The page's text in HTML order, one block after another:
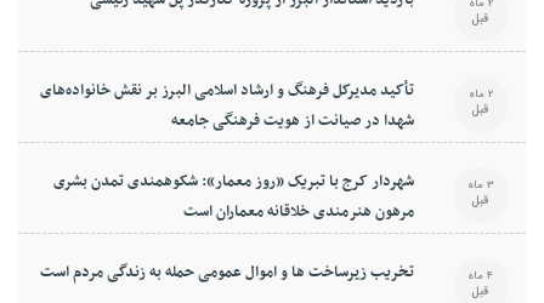
2 ماه
قبل
تأکید مدیرکل فرهنگ و ارشاد اسلامی البرز بر نقش خانواده‌های
شهدا در صیانت از هویت فرهنگی جامعه
2 ماه
قبل
شهردار کرج با تبریک «روز معمار»: شکوهمندی تمدن بشری
مرهون هنرمندی خلاقانه معماران است
3 ماه
قبل
تخریب زیرساخت ها و اموال عمومی حمله به زندگی مردم است 4 ماه
قبل